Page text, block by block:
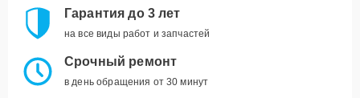
Гарантия до 3 лет
на все виды работ и запчастей
Срочный ремонт
в день обращения от 30 минут